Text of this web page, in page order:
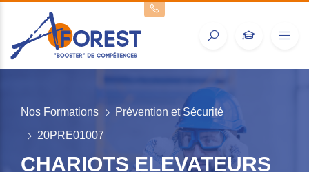
Nos Formations
Prévention et Sécurité
20PRE01007
CHARIOTS ELEVATEURS